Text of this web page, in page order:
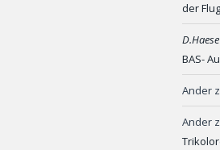
der
BAS-
Ander
Ander